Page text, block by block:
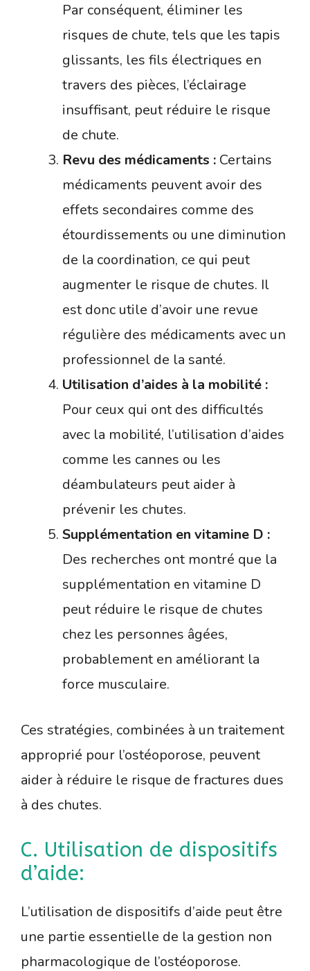
Par conséquent, éliminer les
risques de chute, tels que les tapis
glissants, les fils électriques en
travers des pièces, l’éclairage
insuffisant, peut réduire le risque
de chute.
Revu des médicaments : Certains
médicaments peuvent avoir des
effets secondaires comme des
étourdissements ou une diminution
de la coordination, ce qui peut
augmenter le risque de chutes. Il
est donc utile d’avoir une revue
régulière des médicaments avec un
professionnel de la santé.
Utilisation d’aides à la mobilité :
Pour ceux qui ont des difficultés
avec la mobilité, l’utilisation d’aides
comme les cannes ou les
déambulateurs peut aider à
prévenir les chutes.
Supplémentation en vitamine D :
Des recherches ont montré que la
supplémentation en vitamine D
peut réduire le risque de chutes
chez les personnes âgées,
probablement en améliorant la
force musculaire.
Ces stratégies, combinées à un traitement
approprié pour l’ostéoporose, peuvent
aider à réduire le risque de fractures dues
à des chutes.
C. Utilisation de dispositifs
d’aide:
L’utilisation de dispositifs d’aide peut être
une partie essentielle de la gestion non
pharmacologique de l’ostéoporose.